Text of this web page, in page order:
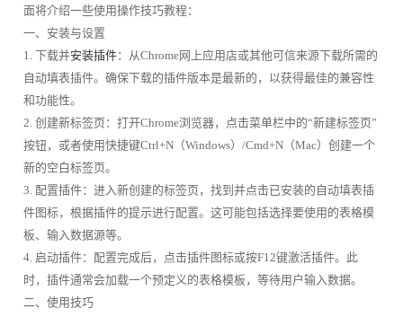
面将介绍一些使用操作技巧教程：
一、安装与设置
1. 下载并安装插件：从Chrome网上应用店或其他可信来源下载所需的
自动填表插件。确保下载的插件版本是最新的，以获得最佳的兼容性
和功能性。
2. 创建新标签页：打开Chrome浏览器，点击菜单栏中的“新建标签页”
按钮，或者使用快捷键Ctrl+N（Windows）/Cmd+N（Mac）创建一个
新的空白标签页。
3. 配置插件：进入新创建的标签页，找到并点击已安装的自动填表插
件图标，根据插件的提示进行配置。这可能包括选择要使用的表格模
板、输入数据源等。
4. 启动插件：配置完成后，点击插件图标或按F12键激活插件。此
时，插件通常会加载一个预定义的表格模板，等待用户输入数据。
二、使用技巧